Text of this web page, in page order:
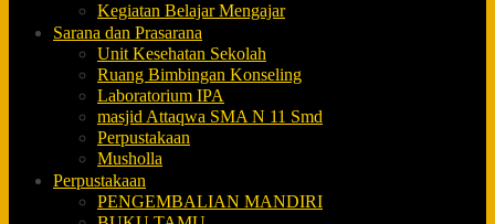
Kegiatan Belajar Mengajar
Sarana dan Prasarana
Unit Kesehatan Sekolah
Ruang Bimbingan Konseling
Laboratorium IPA
masjid Attaqwa SMA N 11 Smd
Perpustakaan
Musholla
Perpustakaan
PENGEMBALIAN MANDIRI